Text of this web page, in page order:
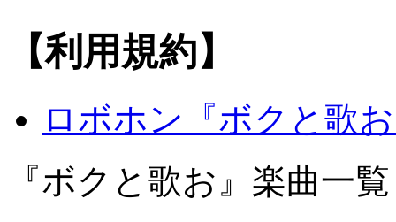
【利用規約】
ロボホン『ボクと歌
『ボクと歌お』楽曲一覧